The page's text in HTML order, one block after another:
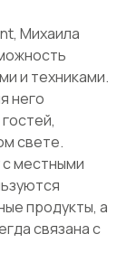
Михаила
и техниками.
него
свете.
местными
продукты, а
связана с